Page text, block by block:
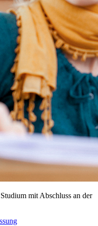
mit Abschluss an der